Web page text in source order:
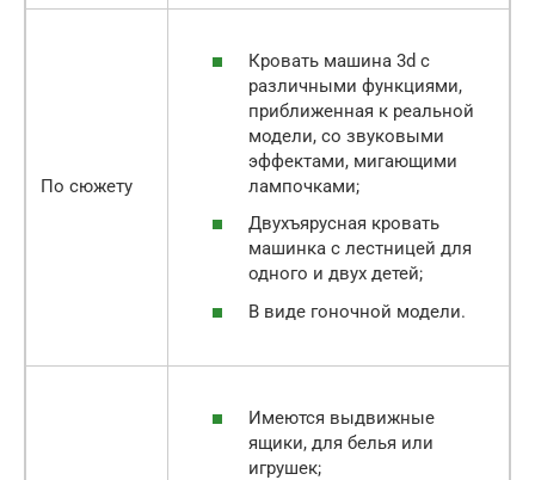
По сюжету
Кровать машина 3d с
различными функциями,
приближенная к реальной
модели, со звуковыми
эффектами, мигающими
лампочками;
Двухъярусная кровать
машинка с лестницей для
одного и двух детей;
В виде гоночной модели.
Имеются выдвижные
ящики, для белья или
игрушек;